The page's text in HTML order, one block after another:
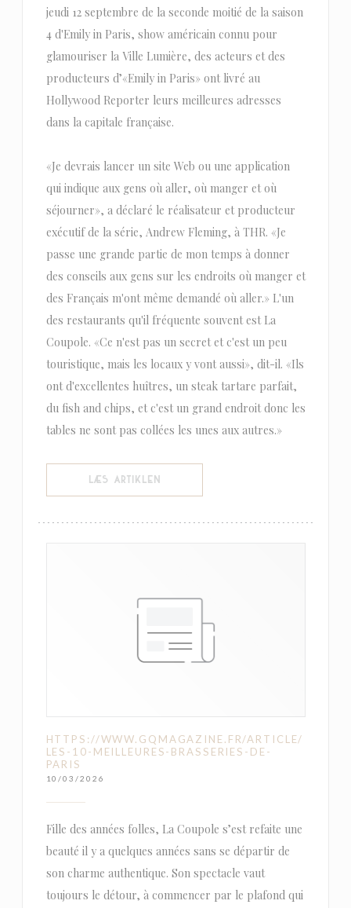
jeudi 12 septembre de la seconde moitié de la saison
4 d'Emily in Paris, show américain connu pour
glamouriser la Ville Lumière, des acteurs et des
producteurs d’«Emily in Paris» ont livré au
Hollywood Reporter leurs meilleures adresses
dans la capitale française.
«Je devrais lancer un site Web ou une application
qui indique aux gens où aller, où manger et où
séjourner», a déclaré le réalisateur et producteur
exécutif de la série, Andrew Fleming, à THR. «Je
passe une grande partie de mon temps à donner
des conseils aux gens sur les endroits où manger et
des Français m'ont même demandé où aller.» L'un
des restaurants qu'il fréquente souvent est La
Coupole. «Ce n'est pas un secret et c'est un peu
touristique, mais les locaux y vont aussi», dit-il. «Ils
ont d'excellentes huîtres, un steak tartare parfait,
du fish and chips, et c'est un grand endroit donc les
tables ne sont pas collées les unes aux autres.»
LÆS ARTIKLEN
HTTPS://WWW.GQMAGAZINE.FR/ARTICLE/
LES-10-MEILLEURES-BRASSERIES-DE-
PARIS
10/03/2026
Fille des années folles, La Coupole s’est refaite une
beauté il y a quelques années sans se départir de
son charme authentique. Son spectacle vaut
toujours le détour, à commencer par le plafond qui